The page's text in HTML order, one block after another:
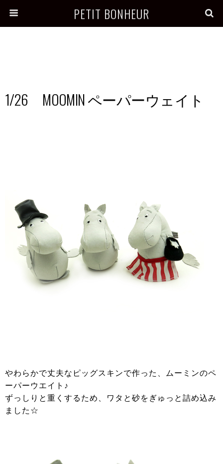
PETIT BONHEUR
1/26 MOOMIN ペーパーウェイト
やわらかで丈夫なピッグスキンで作った、ムーミンのペ
ーパーウエイト♪
ずっしりと重くするため、ワタと砂をぎゅっと詰め込み
ました☆